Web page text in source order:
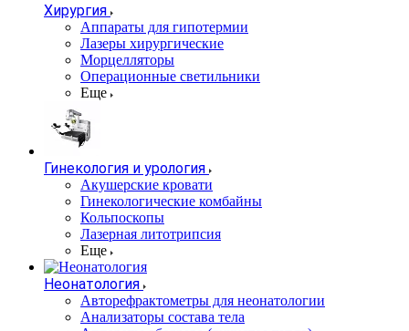
Хирургия
Аппараты для гипотермии
Лазеры хирургические
Морцелляторы
Операционные светильники
Еще
Гинекология и урология
Акушерские кровати
Гинекологические комбайны
Кольпоскопы
Лазерная литотрипсия
Еще
Неонатология
Авторефрактометры для неонатологии
Анализаторы состава тела